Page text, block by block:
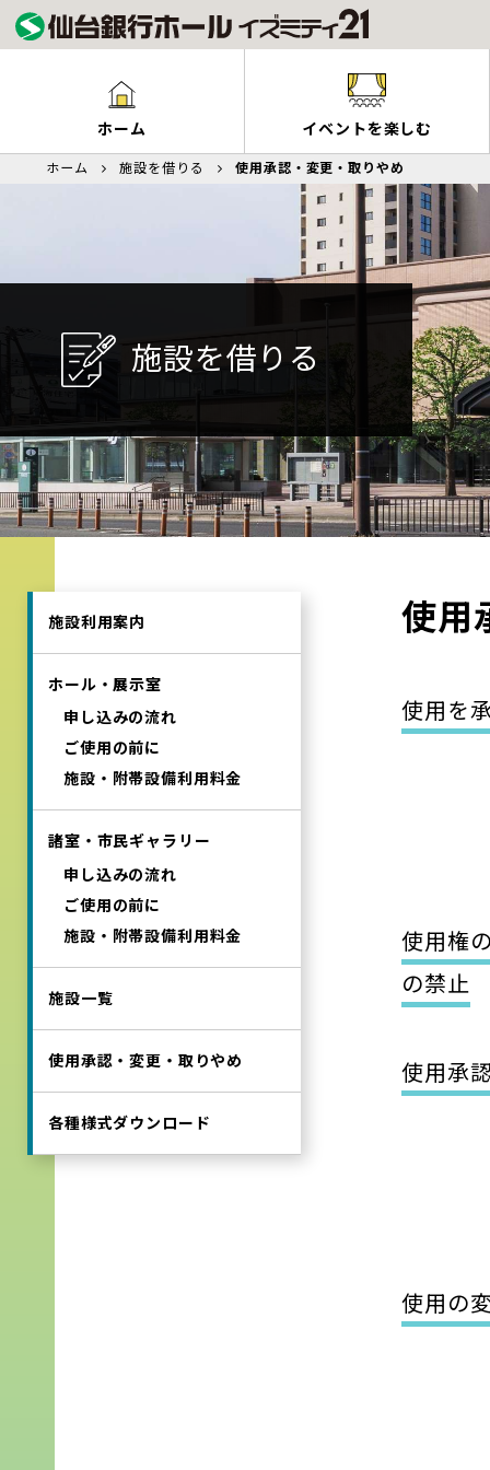
ホーム
イベントを楽しむ
最新のイベント一
イベントの検索
施設利用案内
施設一覧
使用承認・変更・
各種様式ダウンロ
施設概要
フロアガイド
指定管理団体
ネーミングライツ
プライバシーポリ
関連リンク
ホーム 施設を借りる 使用承認・変更・取りやめ
施設を借りる
使用
使用を
使用権
の禁止
使用承
使用の
施設利用案内
ホール・展示室
申し込みの流れ
ご使用の前に
施設・附帯設備利用料金
諸室・市民ギャラリー
申し込みの流れ
ご使用の前に
施設・附帯設備利用料金
施設一覧
使用承認・変更・取りやめ
各種様式ダウンロード